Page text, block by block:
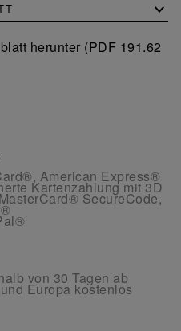
herunter (PDF 191.62
American Express®
Kartenzahlung mit 3D
SecureCode,
von 30 Tagen ab
Europa kostenlos